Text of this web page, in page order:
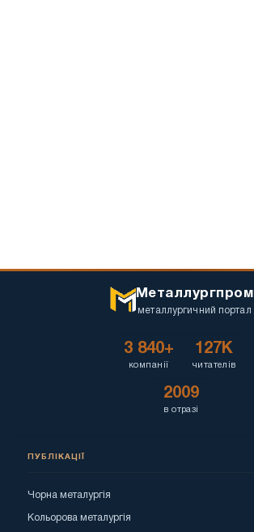
Металлургпром
металлургичний портал
3 840+
компанії
127K
читателів
2009
в отразі
ПУБЛІКАЦІЇ
Чорна металургія
Кольорова металургія